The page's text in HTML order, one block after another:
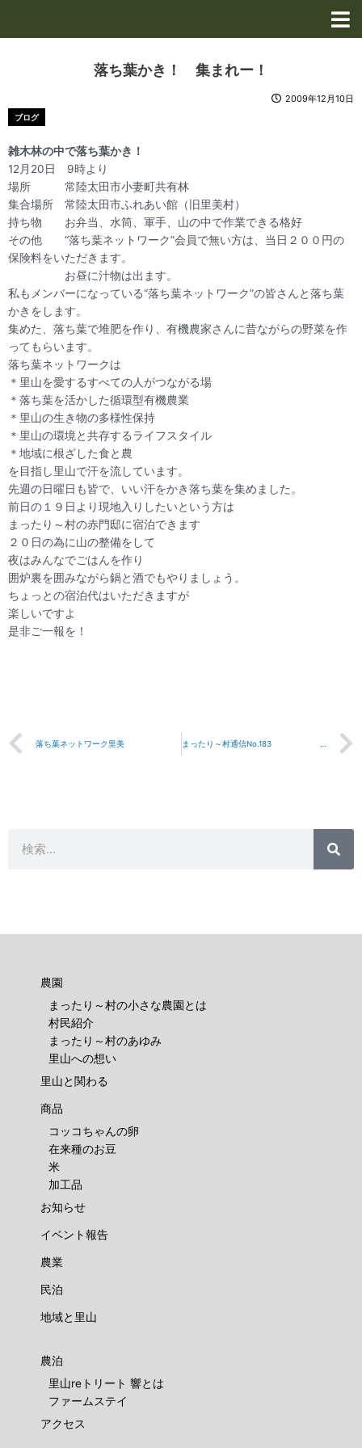
落ち葉かき！ 集まれー！
2009年12月10日
ブログ
雑木林の中で落ち葉かき！
12月20日 9時より
場所 常陸太田市小妻町共有林
集合場所 常陸太田市ふれあい館（旧里美村）
持ち物 お弁当、水筒、軍手、山の中で作業できる格好
その他 “落ち葉ネットワーク”会員で無い方は、当日２００円の
保険料をいただきます。
お昼に汁物は出ます。
私もメンバーになっている“落ち葉ネットワーク”の皆さんと落ち葉
かきをします。
集めた、落ち葉で堆肥を作り、有機農家さんに昔ながらの野菜を作
ってもらいます。
落ち葉ネットワークは
＊里山を愛するすべての人がつながる場
＊落ち葉を活かした循環型有機農業
＊里山の生き物の多様性保持
＊里山の環境と共存するライフスタイル
＊地域に根ざした食と農
を目指し里山で汗を流しています。
先週の日曜日も皆で、いい汗をかき落ち葉を集めました。
前日の１９日より現地入りしたいという方は
まったり～村の赤門邸に宿泊できます
２０日の為に山の整備をして
夜はみんなでごはんを作り
囲炉裏を囲みながら鍋と酒でもやりましょう。
ちょっとの宿泊代はいただきますが
楽しいですよ
是非ご一報を！
Prev
落ち葉ネットワーク里美
検
農園
まったり～村の小さな農園とは
村民紹介
まったり～村のあゆみ
里山への想い
里山と関わる
商品
コッコちゃんの卵
在来種のお豆
米
加工品
お知らせ
イベント報告
農業
民泊
地域と里山
農泊
里山reトリート 響とは
ファームステイ
アクセス